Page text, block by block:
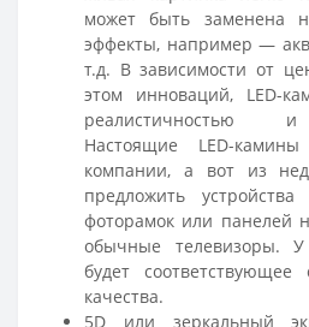
может быть заменена
эффекты, например —
т.д. В зависимости от
этом инноваций, LED-
реалистичностью и
Настоящие LED-
компании, а вот из
предложить
фоторамок или панелей
обычные телевизоры. У
будет
качества.
5D или зеркальный